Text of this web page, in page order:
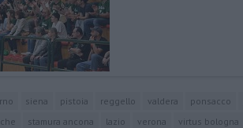
siena pistoia reggello valdera ponsacco
stamura ancona lazio verona virtus bologna